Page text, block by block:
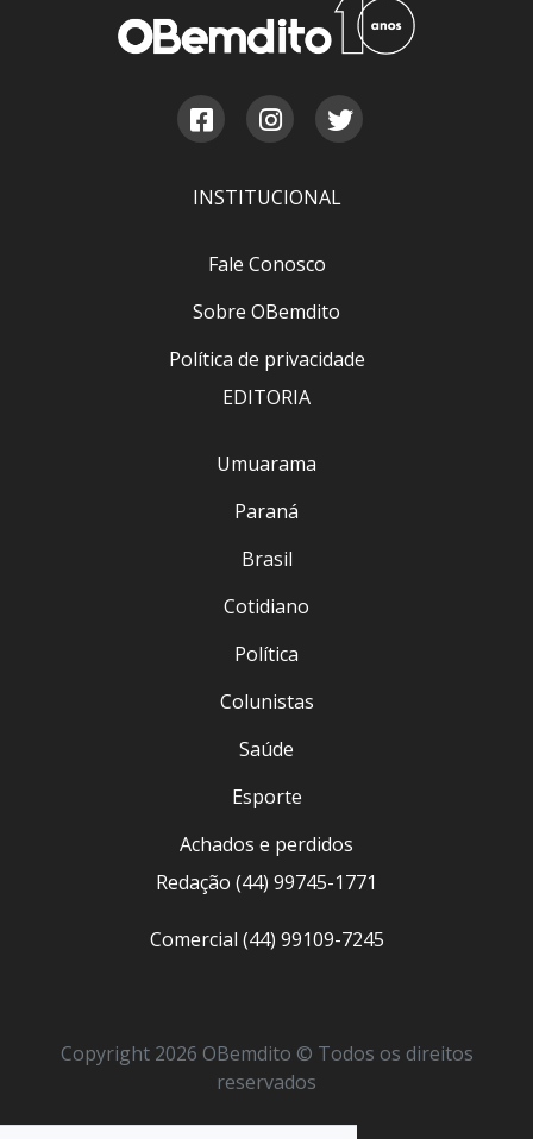
INSTITUCIONAL
Fale Conosco
Sobre OBemdito
Política de privacidade
EDITORIA
Umuarama
Paraná
Brasil
Cotidiano
Política
Colunistas
Saúde
Esporte
Achados e perdidos
Redação (44) 99745-1771
Comercial (44) 99109-7245
Copyright 2026 OBemdito © Todos os direitos
reservados